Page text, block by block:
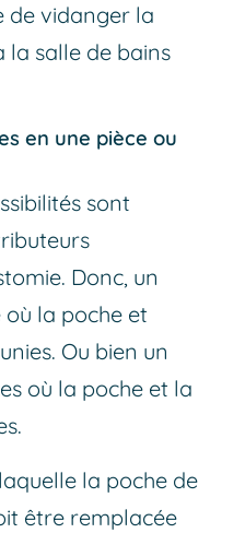
de vidanger la
la salle de bains
en une pièce ou
sont
Donc, un
où la poche et
Ou bien un
où la poche et la
la poche de
être remplacée